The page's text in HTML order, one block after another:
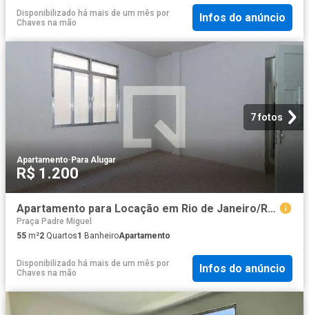
Disponibilizado há mais de um mês por
Chaves na mão
Infos do anúncio
7 fotos
Apartamento·Para Alugar
R$ 1.200
Apartamento para Locação em Rio de Janeiro/RJ Realengo 2 Quartos
Praça Padre Miguel
55 m²2 Quartos1 BanheiroApartamento
Disponibilizado há mais de um mês por
Chaves na mão
Infos do anúncio